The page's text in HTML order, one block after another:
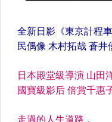
人文藝術、歷史節目
日本卡通動畫【BD 藍光】
日本卡通動畫【DVD.VCD】